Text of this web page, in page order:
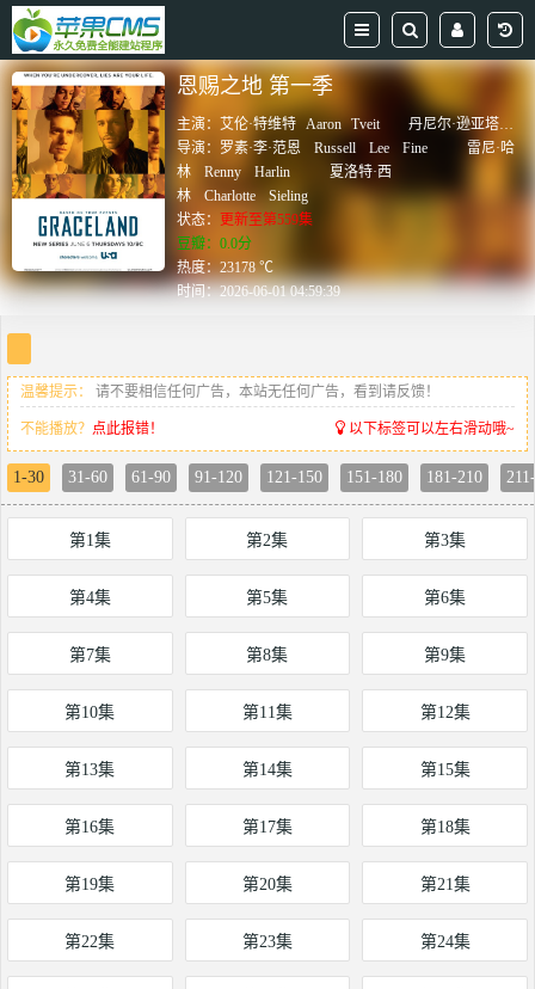
恩赐之地 第一季
主演： 艾伦·特维特 Aaron Tveit 丹尼尔·逊亚塔
导演： 罗素·李·范恩 Russell Lee Fine
雷尼·哈
林
Renny Harlin
夏洛特·西
林
Charlotte
Sieling
状态：
更新至第559集
豆瓣：0.0分
热度：23178 ℃
时间：2026-06-01 04:59:39
温馨提示： 请不要相信任何广告，本站无任何广告，看到请反馈！
不能播放？ 点此报错！ 以下标签可以左右滑动哦~
1-30 31-60 61-90 91-120 121-150 151-180 181-210
第1集 第2集 第3集
第4集 第5集 第6集
第7集 第8集 第9集
第10集 第11集 第12集
第13集 第14集 第15集
第16集 第17集 第18集
第19集 第20集 第21集
第22集 第23集 第24集